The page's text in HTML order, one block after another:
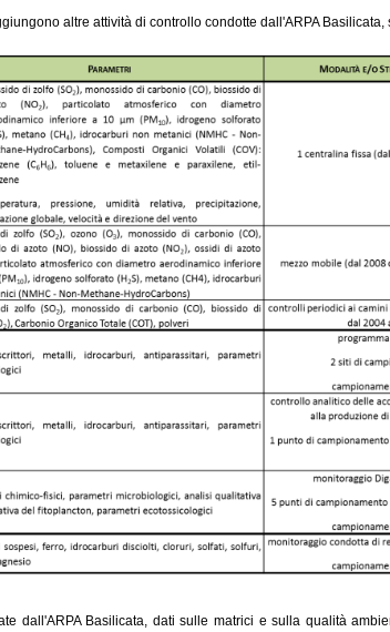
altre attività di controllo condotte dall'ARPA
dall'ARPA Basilicata, dati sulle matrici e sulla qualità